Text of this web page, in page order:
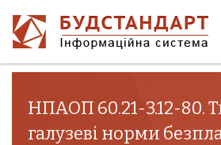
НПАОП 60.21-3.12-80.
галузеві норми